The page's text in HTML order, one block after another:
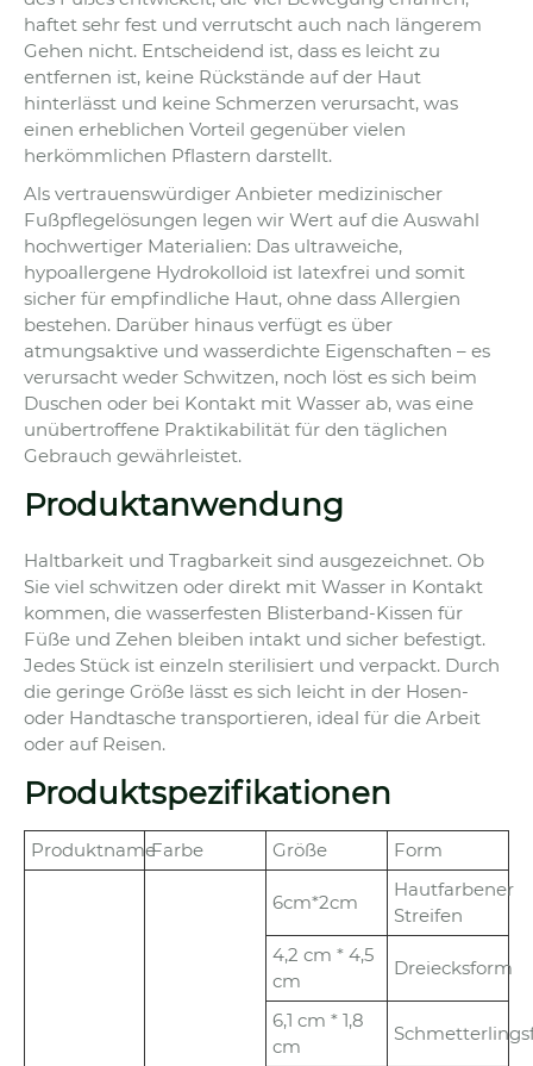
haftet sehr fest und verrutscht auch nach längerem
Gehen nicht. Entscheidend ist, dass es leicht zu
entfernen ist, keine Rückstände auf der Haut
hinterlässt und keine Schmerzen verursacht, was
einen erheblichen Vorteil gegenüber vielen
herkömmlichen Pflastern darstellt.
Als vertrauenswürdiger Anbieter medizinischer
Fußpflegelösungen legen wir Wert auf die Auswahl
hochwertiger Materialien: Das ultraweiche,
hypoallergene Hydrokolloid ist latexfrei und somit
sicher für empfindliche Haut, ohne dass Allergien
bestehen. Darüber hinaus verfügt es über
atmungsaktive und wasserdichte Eigenschaften – es
verursacht weder Schwitzen, noch löst es sich beim
Duschen oder bei Kontakt mit Wasser ab, was eine
unübertroffene Praktikabilität für den täglichen
Gebrauch gewährleistet.
Produktanwendung
Haltbarkeit und Tragbarkeit sind ausgezeichnet. Ob
Sie viel schwitzen oder direkt mit Wasser in Kontakt
kommen, die wasserfesten Blisterband-Kissen für
Füße und Zehen bleiben intakt und sicher befestigt.
Jedes Stück ist einzeln sterilisiert und verpackt. Durch
die geringe Größe lässt es sich leicht in der Hosen-
oder Handtasche transportieren, ideal für die Arbeit
oder auf Reisen.
Produktspezifikationen
ProduktnameFarbe Größe Form
6cm*2cm
Hautfarbener
Streifen
4,2 cm * 4,5
cm
Dreiecksform
6,1 cm * 1,8
cm